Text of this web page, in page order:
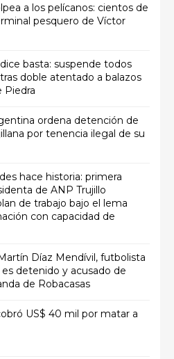
a los pelícanos: cientos de
pesquero de Víctor
basta: suspende todos
doble atentado a balazos
Piedra
ordena detención de
por tenencia ilegal de su
hace historia: primera
de ANP Trujillo
de trabajo bajo el lema
con capacidad de
Díaz Mendívil, futbolista
es detenido y acusado de
de Robacasas
US$ 40 mil por matar a